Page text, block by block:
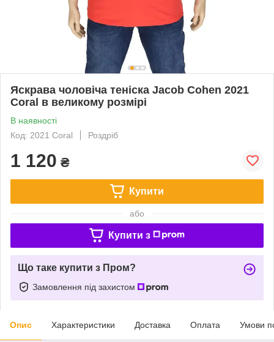
Яскрава чоловіча теніска Jacob Cohen 2021
Coral в великому розмірі
В наявності
Код: 2021 Coral
Роздріб
1 120 ₴
Купити
або
Купити з
Що таке купити з Пром?
Замовлення під захистом
Опис Характеристики Доставка Оплата Умови